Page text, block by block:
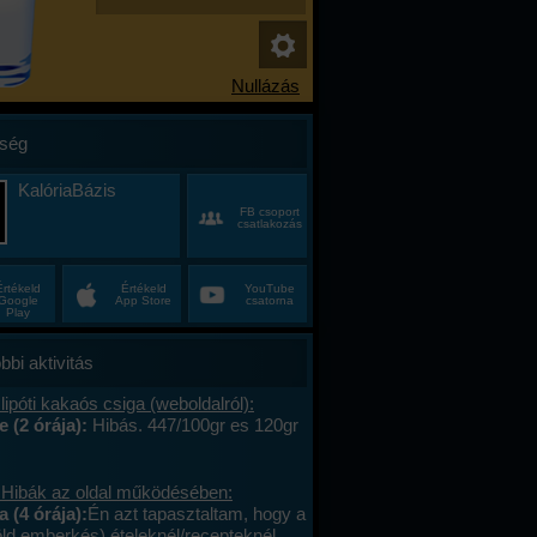
KalóriaBázis
FB csoport
csatlakozás
Play
Értékeld
App Store
YouTube
csatorna
aktivitás
kakaós csiga (weboldalról):
(2 órája): Hibás. 447/100gr es 120gr
az oldal működésében:
(4 órája):Én azt tapasztaltam, hogy a